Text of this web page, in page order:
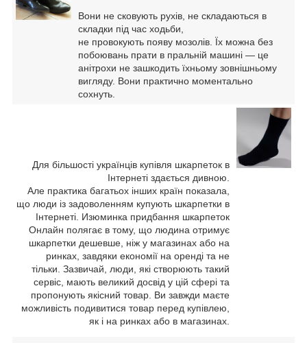
Вони не сковують рухів, не складаються в
складки під час ходьби,
не провокують появу мозолів. Їх можна без
побоювань прати в пральній машині — це
анітрохи не зашкодить їхньому зовнішньому
вигляду. Вони практично моментально
сохнуть.
Для більшості українців купівля шкарпеток в
Інтернеті здається дивною.
Але практика багатьох інших країн показала,
що люди із задоволенням купують шкарпетки в
Інтернеті. Изюминка придбання шкарпеток
Онлайн полягає в тому, що людина отримує
шкарпетки дешевше, ніж у магазинах або на
ринках, завдяки економії на оренді та не
тільки. Зазвичай, люди, які створюють такий
сервіс, мають великий досвід у цій сфері та
пропонують якісний товар. Ви завжди маєте
можливість подивитися товар перед купівлею,
як і на ринках або в магазинах.